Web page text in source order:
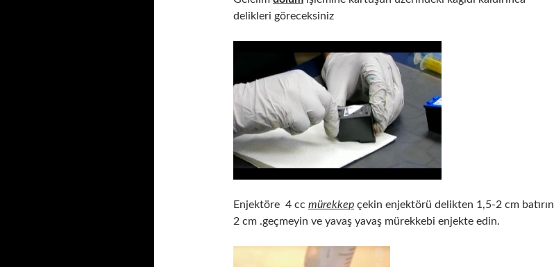
delikleri göreceksiniz
Enjektöre 4 cc mürekkep çekin enjektörü delikten 1,5-2 cm batırın
2 cm .geçmeyin ve yavaş yavaş mürekkebi enjekte edin.